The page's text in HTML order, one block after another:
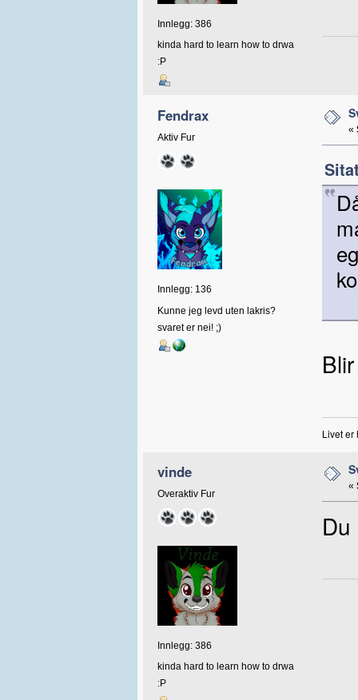
Innlegg: 386
kinda hard to learn how to drwa
:P
Fendrax
Aktiv Fur
Innlegg: 136
Kunne jeg levd uten lakris?
svaret er nei! ;)
«
Livet er
vinde
Overaktiv Fur
Innlegg: 386
kinda hard to learn how to drwa
:P
«